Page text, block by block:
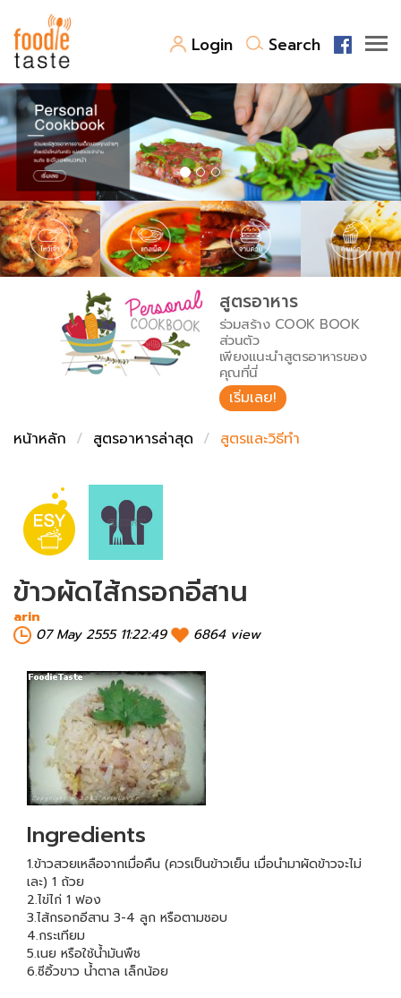
Login Search
สูตรอาหาร
สูตรอาหารล่าสุด
Top Foodie
พาไปชิม
สารพันก้นครัว
เคล็ดลับน่ารู้
เปรียบเทียบหน่วยการตวง
เปรียบเทียบอุณหภูมิ
เปรียบเทียบน้ำหนักวัตถุดิบ
FoodPedia
สร้าง Cookbook
สูตรอาหาร
ร่วมสร้าง COOK BOOK
ส่วนตัว
เพียงแนะนำสูตรอาหารของ
คุณที่นี่
เริ่มเลย!
หน้าหลัก
สูตรอาหารล่าสุด สูตรและวิธีทำ
ข้าวผัดไส้กรอกอีสาน
arin
07 May 2555 11:22:49
6864 view
Ingredients
1.ข้าวสวยเหลือจากเมื่อคืน (ควรเป็นข้าวเย็น เมื่อนำมาผัดข้าวจะไม่
เละ) 1 ถ้วย
2.ไข่ไก่ 1 ฟอง
3.ไส้กรอกอีสาน 3-4 ลูก หรือตามชอบ
4.กระเทียม
5.เนย หรือใช้น้ำมันพืช
6.ซีอิ้วขาว น้ำตาล เล็กน้อย